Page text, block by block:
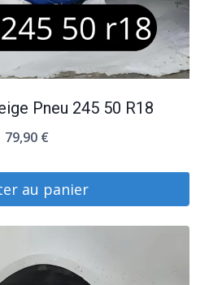
Pneu 245 50 R18
79,90 €
au panier